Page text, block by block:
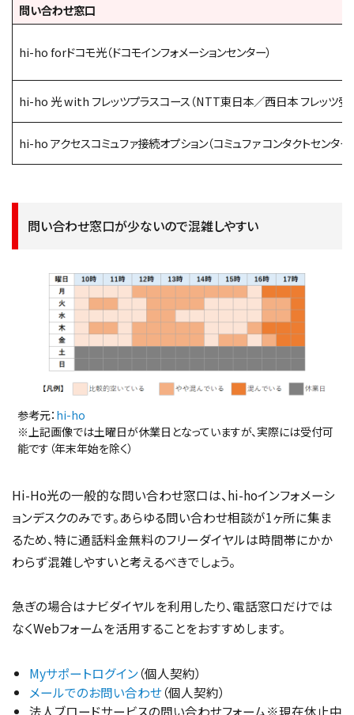
問い合わせ窓口
hi-ho forドコモ光（ドコモインフォメーションセンター）
hi-ho 光 with フレッツプラスコース（NTT東日本／西日本 フレッツ受
hi-ho アクセスコミュファ接続オプション（コミュファ コンタクトセンター
問い合わせ窓口が少ないので混雑しやすい
参考元： hi-ho
※上記画像では土曜日が休業日となっていますが、実際には受付可
能です（年末年始を除く）
Hi-Ho光の一般的な問い合わせ窓口は、hi-hoインフォメーシ
ョンデスクのみです。あらゆる問い合わせ相談が1ヶ所に集ま
るため、特に通話料金無料のフリーダイヤルは時間帯にかか
わらず混雑しやすいと考えるべきでしょう。
急ぎの場合はナビダイヤルを利用したり、電話窓口だけでは
なくWebフォームを活用することをおすすめします。
Myサポートログイン（個人契約）
メールでのお問い合わせ（個人契約）
法人ブロードサービスの問い合わせフォーム※現在休止中